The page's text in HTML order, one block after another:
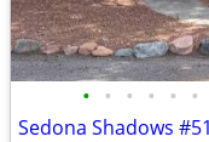
• • • • • •
Sedona Shadows #51